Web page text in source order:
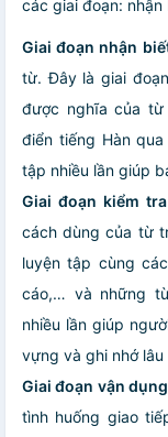
các giai đoạn:
Giai đoạn nhận
từ. Đây là giai
được nghĩa của từ
điển tiếng Hàn
tập nhiều lần giúp
Giai đoạn kiểm
cách dùng của từ
luyện tập cùng
cáo,… và những
nhiều lần giúp
vựng và ghi nhớ lâu
Giai đoạn vận
tình huống giao